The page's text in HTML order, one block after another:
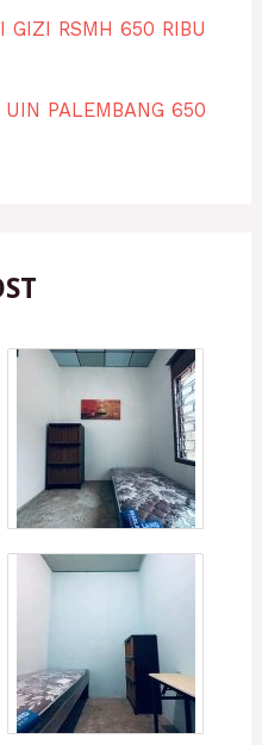
GIZI RSMH 650 RIBU
PALEMBANG 650